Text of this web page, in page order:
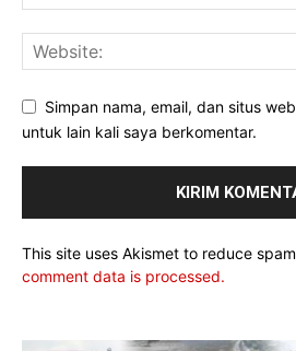
Simpan nama, email, dan situs
untuk lain kali saya berkomentar.
This site uses Akismet to reduce
comment data is processed.